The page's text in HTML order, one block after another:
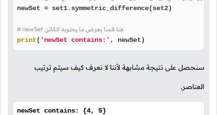
newSet = set1.symmetric_difference(set2)
# newSet هنا قمنا بعرض ما يحتويه الكائن
print( 'newSet contains:' , newSet)
سنحصل على نتيجة مشابهة لأننا لا نعرف كيف سيتم ترتيب
العناصر.
newSet contains: {4, 5}